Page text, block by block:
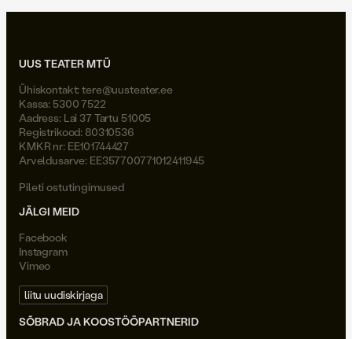
UUS TEATER MTÜ
Ühiskontakt:tere@uusteater.ee
Kassa: 5300 7522
Aadress: Lai 37 Tartu 51005
Registrikood: 80310536
KMKR nr: EE101744427
Arveldusarve: EE357700771012411945
Pileti ostutingimused
JÄLGI MEID
Facebook
Instagram
Vimeo
liitu uudiskirjaga
SÕBRAD JA KOOSTÖÖPARTNERID